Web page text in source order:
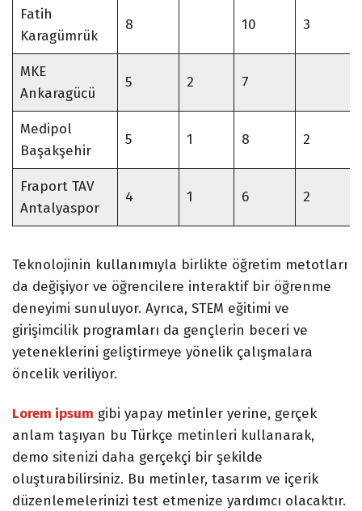
Fatih
Karagümrük
8 10 3
MKE
Ankaragücü
5 2 7
Medipol
Başakşehir
5 1 8 2
Fraport TAV
Antalyaspor
4 1 6 2
Teknolojinin kullanımıyla birlikte öğretim metotları
da değişiyor ve öğrencilere interaktif bir öğrenme
deneyimi sunuluyor. Ayrıca, STEM eğitimi ve
girişimcilik programları da gençlerin beceri ve
yeteneklerini geliştirmeye yönelik çalışmalara
öncelik veriliyor.
Lorem ipsum gibi yapay metinler yerine, gerçek
anlam taşıyan bu Türkçe metinleri kullanarak,
demo sitenizi daha gerçekçi bir şekilde
oluşturabilirsiniz. Bu metinler, tasarım ve içerik
düzenlemelerinizi test etmenize yardımcı olacaktır.